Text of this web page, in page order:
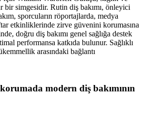
simgesidir. Rutin diş bakımı, önleyici
sporcuların röportajlarda, medya
etkinliklerinde zirve güvenini korumasına
doğru diş bakımı genel sağlığa destek
performansa katkıda bulunur. Sağlıklı
arasındaki bağlantı
modern diş bakımının